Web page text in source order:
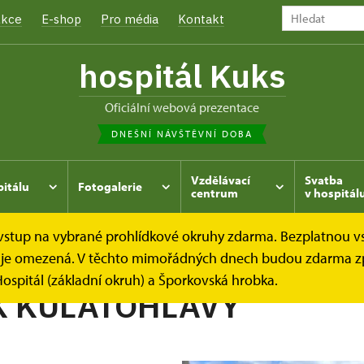
E-shop Pro média Kontakt
hospitál Kuks
oficiální webová prezentace
DNEŠNÍ NÁVŠTĚVNÍ DOBA
Fotogalerie
Vzdělávací
centrum
Svatba
v
na vybrané prohlídkové okruhy zdarma. Bezplatnou
omezená. V těchto mimořádných dnech budou zdarma
(základní okruh) a Šporkovská hrobka.
Kukský herbář - aneb co u nás roste... ČESNEK
KULATOHLAVÝ